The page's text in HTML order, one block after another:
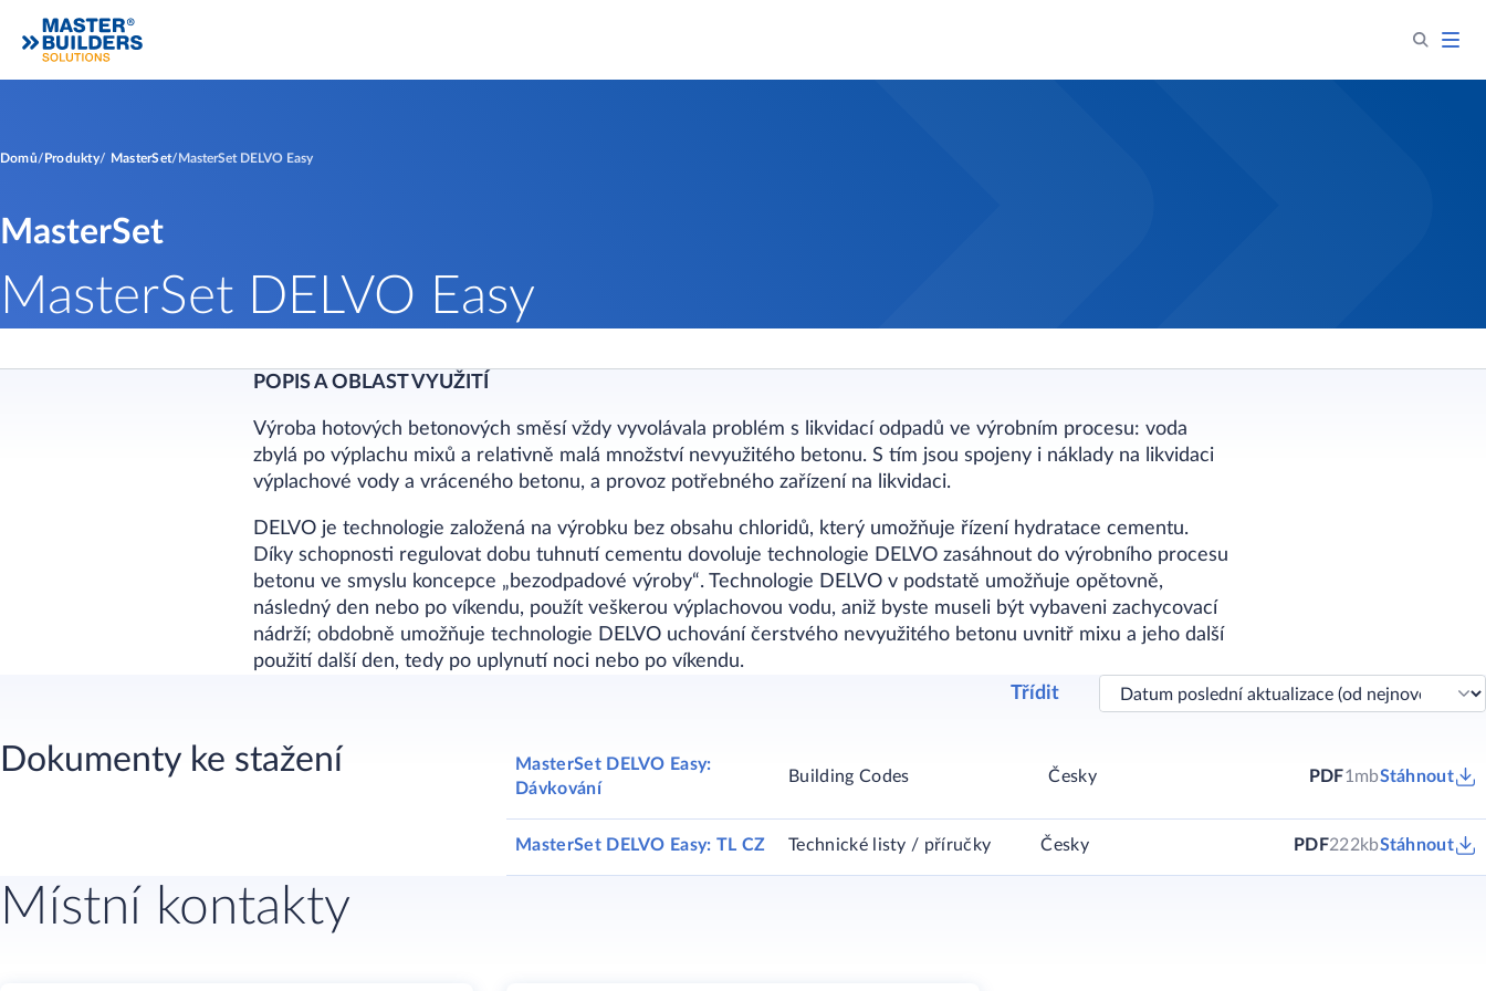
Domů Produkty MasterSet MasterSet DELVO Easy
MasterSet
MasterSet DELVO Easy
POPIS A OBLAST VYUŽITÍ
Výroba hotových betonových směsí vždy vyvolávala problém s likvidací odpadů ve výrobním procesu: voda
zbylá po výplachu mixů a relativně malá množství nevyužitého betonu. S tím jsou spojeny i náklady na likvidaci
výplachové vody a vráceného betonu, a provoz potřebného zařízení na likvidaci.
DELVO je technologie založená na výrobku bez obsahu chloridů, který umožňuje řízení hydratace cementu.
Díky schopnosti regulovat dobu tuhnutí cementu dovoluje technologie DELVO zasáhnout do výrobního procesu
betonu ve smyslu koncepce „bezodpadové výroby“. Technologie DELVO v podstatě umožňuje opětovně,
následný den nebo po víkendu, použít veškerou výplachovou vodu, aniž byste museli být vybaveni zachycovací
nádrží; obdobně umožňuje technologie DELVO uchování čerstvého nevyužitého betonu uvnitř mixu a jeho další
použití další den, tedy po uplynutí noci nebo po víkendu.
Třídit
Dokumenty ke stažení
MasterSet DELVO Easy:
Dávkování
Building Codes Česky PDF1mbStáhnout
MasterSet DELVO Easy: TL CZ Technické listy / příručky Česky PDF222kbStáhnout
Místní kontakty